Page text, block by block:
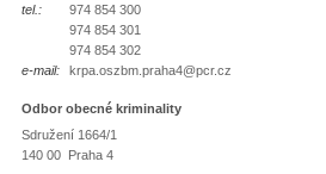
tel.:
974 854 300
974 854 301
974 854 302
e-mail:
krpa.oszbm.praha4@pcr.cz
Odbor obecné kriminality
Sdružení 1664/1
140 00 Praha 4